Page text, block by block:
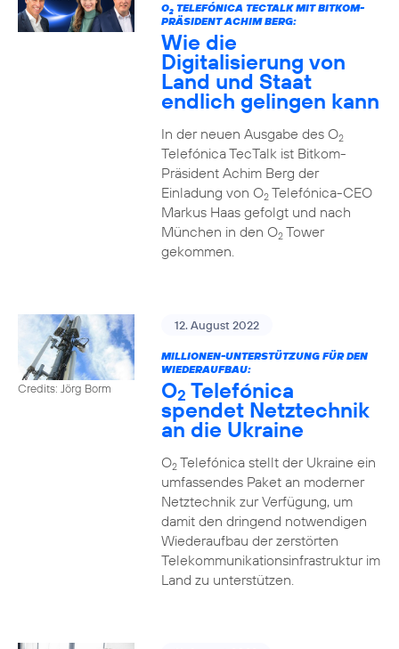
O2TELEFÓNICA TECTALK MIT BITKOM-
PRÄSIDENT ACHIM BERG:
Wie die
Digitalisierung von
Land und Staat
endlich gelingen kann
In der neuen Ausgabe des O2
Telefónica TecTalk ist Bitkom-
Präsident Achim Berg der
Einladung von O2Telefónica-CEO
Markus Haas gefolgt und nach
München in den O2Tower
gekommen.
Credits: Jörg Borm
12. August 2022
MILLIONEN-UNTERSTÜTZUNG FÜR DEN
WIEDERAUFBAU:
O2 Telefónica
spendet Netztechnik
an die Ukraine
O2Telefónica stellt der Ukraine ein
umfassendes Paket an moderner
Netztechnik zur Verfügung, um
damit den dringend notwendigen
Wiederaufbau der zerstörten
Telekommunikationsinfrastruktur im
Land zu unterstützen.